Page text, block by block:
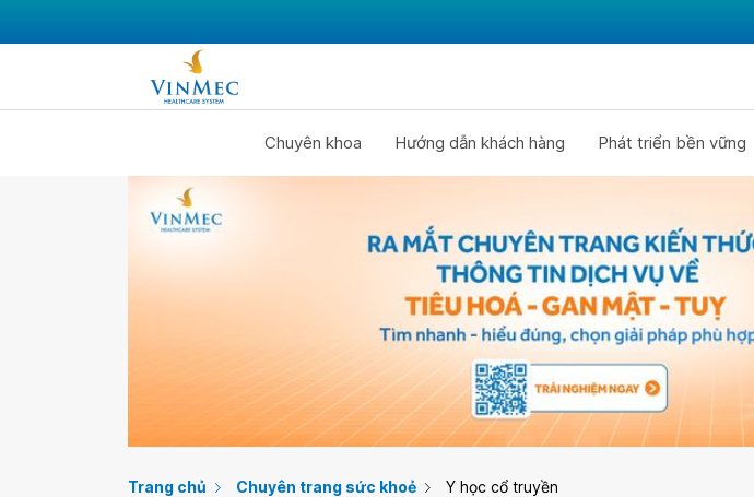
Chuyên khoa Hướng dẫn khách hàng Phát triển bền vững
Trang chủ Chuyên trang sức khoẻ Y học cổ truyền